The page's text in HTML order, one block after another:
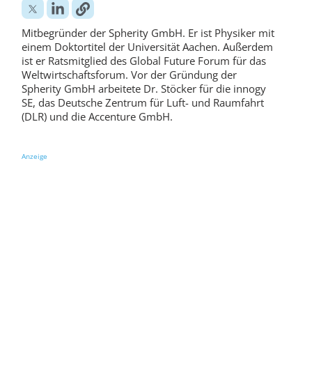
Mitbegründer der Spherity GmbH. Er ist Physiker mit
einem Doktortitel der Universität Aachen. Außerdem
ist er Ratsmitglied des Global Future Forum für das
Weltwirtschaftsforum. Vor der Gründung der
Spherity GmbH arbeitete Dr. Stöcker für die innogy
SE, das Deutsche Zentrum für Luft- und Raumfahrt
(DLR) und die Accenture GmbH.
Anzeige